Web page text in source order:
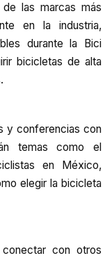
las marcas más
en la industria,
durante la Bici
bicicletas de alta
y conferencias con
temas como el
en México,
elegir la bicicleta
con otros